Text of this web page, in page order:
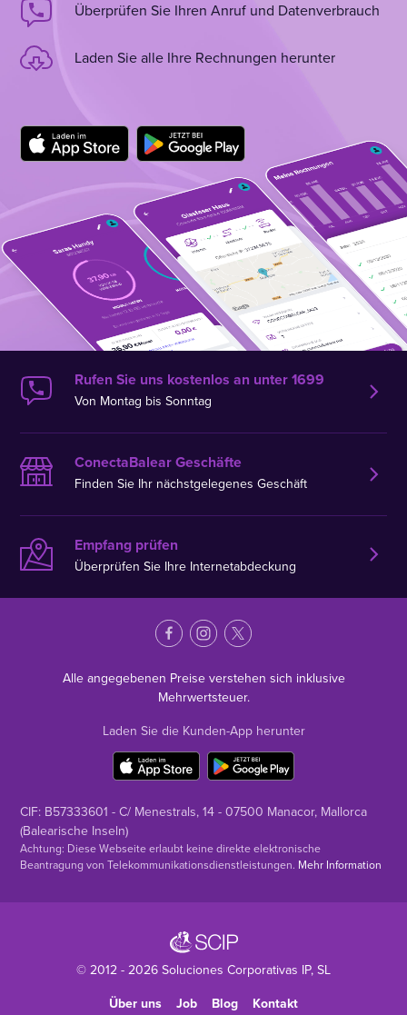
Überprüfen Sie Ihren Anruf und Datenverbrauch
Laden Sie alle Ihre Rechnungen herunter
Rufen Sie uns kostenlos an unter 1699
Von Montag bis Sonntag
ConectaBalear Geschäfte
Finden Sie Ihr nächstgelegenes Geschäft
Empfang prüfen
Überprüfen Sie Ihre Internetabdeckung
Alle angegebenen Preise verstehen sich inklusive
Mehrwertsteuer.
Laden Sie die Kunden-App herunter
CIF: B57333601 - C/ Menestrals, 14 - 07500 Manacor, Mallorca
(Balearische Inseln)
Achtung: Diese Webseite erlaubt keine direkte elektronische
Beantragung von Telekommunikationsdienstleistungen. Mehr Information
© 2012 - 2026 Soluciones Corporativas IP, SL
Über uns Job Blog
Kontakt